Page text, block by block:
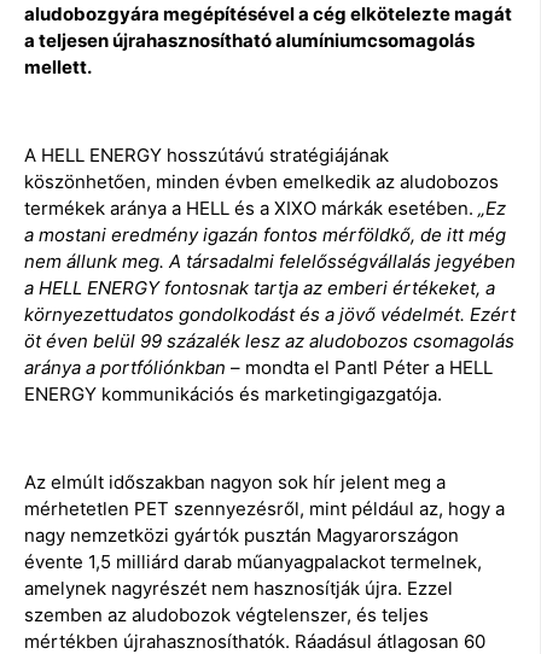
aludobozgyára megépítésével a cég elkötelezte magát
a teljesen újrahasznosítható alumíniumcsomagolás
mellett.
A HELL ENERGY hosszútávú stratégiájának
köszönhetően, minden évben emelkedik az aludobozos
termékek aránya a HELL és a XIXO márkák esetében. „Ez
a mostani eredmény igazán fontos mérföldkő, de itt még
nem állunk meg. A társadalmi felelősségvállalás jegyében
a HELL ENERGY fontosnak tartja az emberi értékeket, a
környezettudatos gondolkodást és a jövő védelmét. Ezért
öt éven belül 99 százalék lesz az aludobozos csomagolás
aránya a portfóliónkban – mondta el Pantl Péter a HELL
ENERGY kommunikációs és marketingigazgatója.
Az elmúlt időszakban nagyon sok hír jelent meg a
mérhetetlen PET szennyezésről, mint például az, hogy a
nagy nemzetközi gyártók pusztán Magyarországon
évente 1,5 milliárd darab műanyagpalackot termelnek,
amelynek nagyrészét nem hasznosítják újra. Ezzel
szemben az aludobozok végtelenszer, és teljes
mértékben újrahasznosíthatók. Ráadásul átlagosan 60